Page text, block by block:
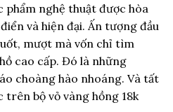
nghệ thuật được hòa
và hiện đại. Ấn tượng đầu
mượt mà vốn chỉ tìm
cao cấp. Đó là những
choàng hào nhoáng. Và tất
bộ vỏ vàng hồng 18k